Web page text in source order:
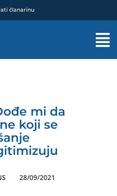
članarinu
mi da
koji se
28/09/2021